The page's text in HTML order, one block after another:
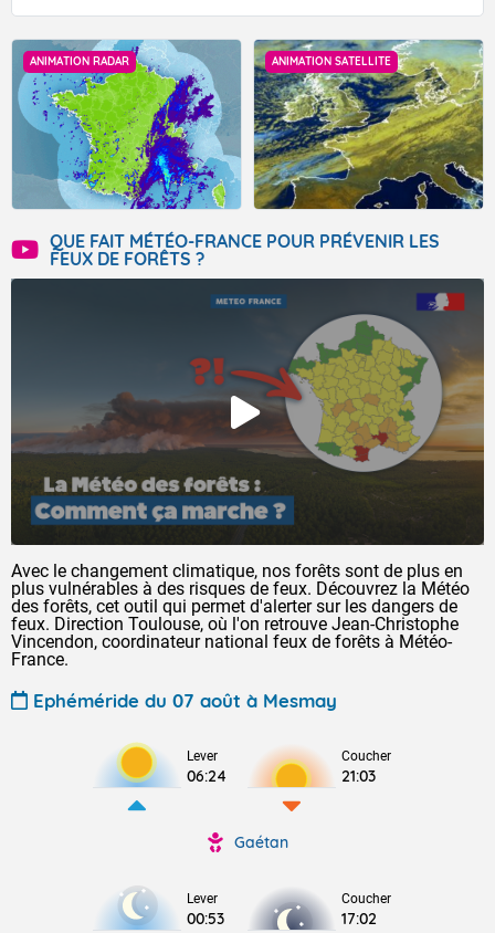
ANIMATION RADAR ANIMATION SATELLITE
QUE FAIT MÉTÉO-FRANCE POUR PRÉVENIR LES
FEUX DE FORÊTS ?
Avec le changement climatique, nos forêts sont de plus en
plus vulnérables à des risques de feux. Découvrez la Météo
des forêts, cet outil qui permet d'alerter sur les dangers de
feux. Direction Toulouse, où l'on retrouve Jean-Christophe
Vincendon, coordinateur national feux de forêts à Météo-
France.
Ephéméride du 07 août à Mesmay
Lever
06:24
Coucher
21:03
Gaétan
Lever
00:53
Coucher
17:02